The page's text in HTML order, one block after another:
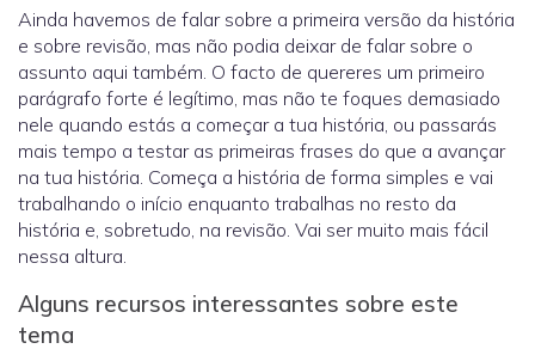
Ainda havemos de falar sobre a primeira versão da história
e sobre revisão, mas não podia deixar de falar sobre o
assunto aqui também. O facto de quereres um primeiro
parágrafo forte é legítimo, mas não te foques demasiado
nele quando estás a começar a tua história, ou passarás
mais tempo a testar as primeiras frases do que a avançar
na tua história. Começa a história de forma simples e vai
trabalhando o início enquanto trabalhas no resto da
história e, sobretudo, na revisão. Vai ser muito mais fácil
nessa altura.
Alguns recursos interessantes sobre este
tema